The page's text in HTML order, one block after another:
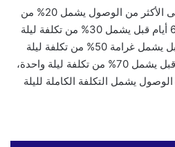
3. إلغاء الحجز قبل 11 يومًا على الأكثر من الوصول يشمل 20% من
تكلفة ليلة واحدة، من 10 إلى 6 أيام قبل يشمل 30% من تكلفة ليلة
واحدة، بين 5 إلى 48 ساعة قبل يشمل غرامة 50% من تكلفة ليلة
واحدة، من 48 إلى 24 ساعة قبل يشمل 70% من تكلفة ليلة واحدة،
الوصول يشمل التكلفة الكاملة لليلة